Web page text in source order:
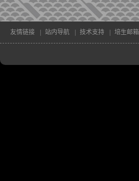
友情链接 站内导航 技术支持 培生邮箱